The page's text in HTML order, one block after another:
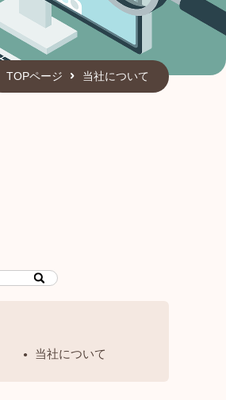
TOPページ 当社について
当社について